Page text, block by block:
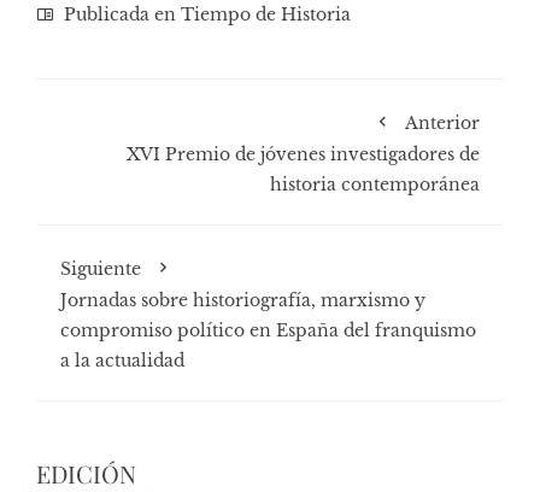
Publicada en Tiempo de Historia
Anterior
XVI Premio de jóvenes investigadores de
historia contemporánea
Siguiente
Jornadas sobre historiografía, marxismo y
compromiso político en España del franquismo
a la actualidad
EDICIÓN